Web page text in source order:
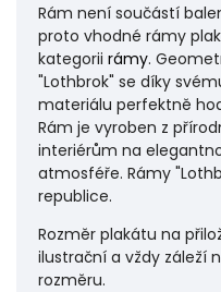
Rám není součástí
proto vhodné rámy
kategorii rámy.
"Lothbrok" se díky
materiálu perfektně
Rám je vyroben z
interiérům na
atmosféře. Rámy
republice.
Rozměr plakátu na
ilustrační a vždy záleží
rozměru.